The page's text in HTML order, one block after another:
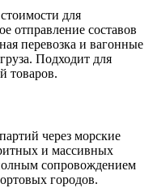
для
отправление составов
перевозка и вагонные
Подходит для
товаров.
через морские
и массивных
сопровождением
городов.